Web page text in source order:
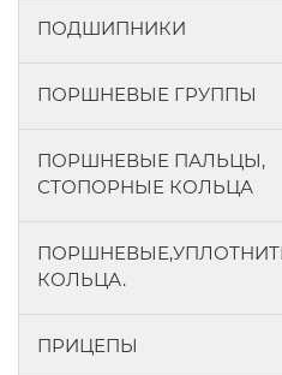
ПОДШИПНИКИ
ПОРШНЕВЫЕ ГРУППЫ
ПОРШНЕВЫЕ ПАЛЬЦЫ,
СТОПОРНЫЕ КОЛЬЦА
КОЛЬЦА.
ПРИЦЕПЫ